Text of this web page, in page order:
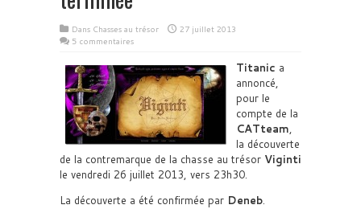
Dans Chasses au trésor
27 juillet 2013
5 commentaires
Titanic a
annoncé,
pour le
compte de la
CATteam,
la découverte
de la contremarque de la chasse au trésor Viginti
le vendredi 26 juillet 2013, vers 23h30.
La découverte a été confirmée par Deneb.